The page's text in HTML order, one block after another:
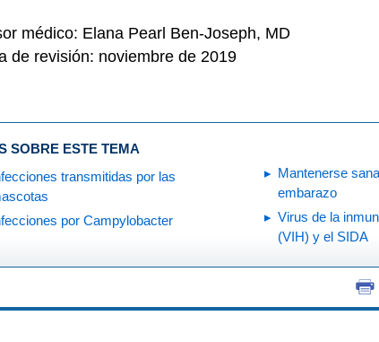
médico: Elana Pearl Ben-Joseph, MD
de revisión: noviembre de 2019
SOBRE ESTE TEMA
transmitidas por las
por Campylobacter
Mantenerse
embarazo
Virus de la
(VIH) y el SIDA